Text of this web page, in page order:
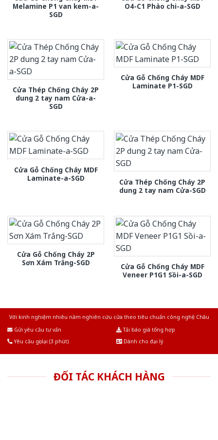
Melamine P1 van kem-a-
SGD
O4-C1 Phào chi-a-SGD
Cửa Thép Chống Cháy 2P
dung 2 tay nam Cửa-a-
SGD
Cửa Gỗ Chống Cháy MDF
Laminate P1-SGD
Cửa Gỗ Chống Cháy MDF
Laminate-a-SGD
Cửa Thép Chống Cháy 2P
dung 2 tay nam Cửa-SGD
Cửa Gỗ Chống Cháy 2P
Sơn Xám Trắng-SGD
Cửa Gỗ Chống Cháy MDF
Veneer P1G1 Sồi-a-SGD
Với kinh nghiệm nhiêu năm nghiên cứu cửa theo tiêu chuẩn công nghệ Châu
Gửi yêu cầu tư vấn
Tải báo giá tổng hợp
Yêu cầu gọi lại (3 phút)
Dành cho đại lý
ĐỐI TÁC KHÁCH HÀNG